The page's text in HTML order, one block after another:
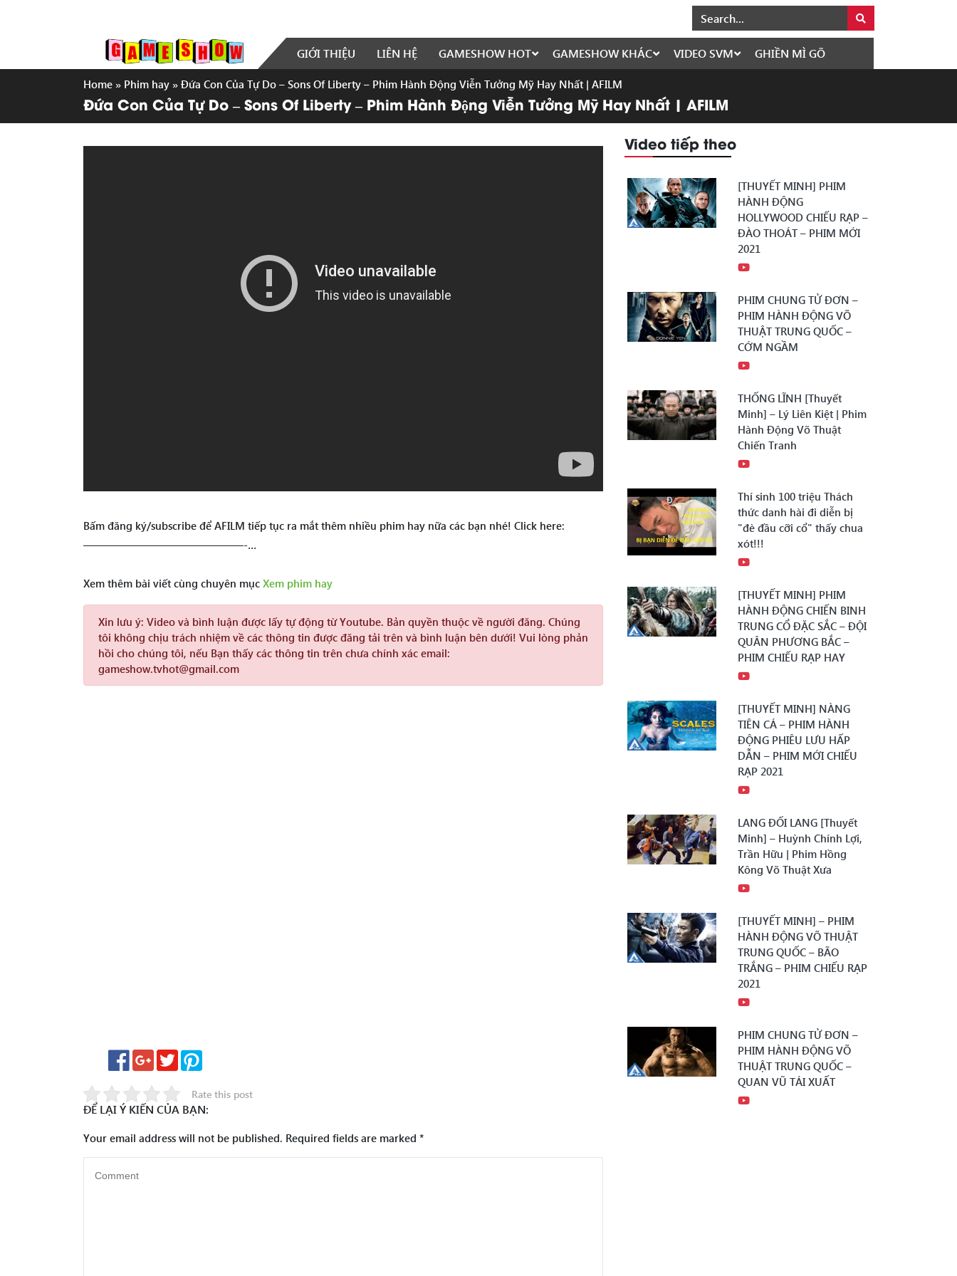
GIỚI THIỆU LIÊN HỆ GAMESHOW HOT GAMESHOW KHÁC VIDEO SVM GHIỀN MÌ GÕ
Home » Phim hay » Đứa Con Của Tự Do – Sons Of Liberty – Phim Hành Động Viễn Tưởng Mỹ Hay Nhất | AFILM
Đứa Con Của Tự Do – Sons Of Liberty – Phim Hành Động Viễn Tưởng Mỹ Hay Nhất | AFILM
Bấm đăng ký/subscribe để AFILM tiếp tục ra mắt thêm nhiều phim hay nữa các bạn nhé! Click here:
———————————————-…
Xem thêm bài viết cùng chuyên mục Xem phim hay
Xin lưu ý: Video và bình luận được lấy tự động từ Youtube. Bản quyền thuộc về người đăng. Chúng
tôi không chịu trách nhiệm về các thông tin được đăng tải trên và bình luận bên dưới! Vui lòng phản
hồi cho chúng tôi, nếu Bạn thấy các thông tin trên chưa chính xác email:
gameshow.tvhot@gmail.com
Rate this post
ĐỂ LẠI Ý KIẾN CỦA BẠN:
Your email address will not be published. Required fields are marked *
Video tiếp theo
[THUYẾT MINH] PHIM
HÀNH ĐỘNG
HOLLYWOOD CHIẾU RẠP –
ĐÀO THOÁT – PHIM MỚI
2021
PHIM CHUNG TỬ ĐƠN –
PHIM HÀNH ĐỘNG VÕ
THUẬT TRUNG QUỐC –
CỚM NGẦM
THỐNG LĨNH [Thuyết
Minh] – Lý Liên Kiệt | Phim
Hành Động Võ Thuật
Chiến Tranh
Thí sinh 100 triệu Thách
thức danh hài đi diễn bị
"đè đầu cỡi cổ" thấy chua
xót!!!
[THUYẾT MINH] PHIM
HÀNH ĐỘNG CHIẾN BINH
TRUNG CỔ ĐẶC SẮC – ĐỘI
QUÂN PHƯƠNG BẮC –
PHIM CHIẾU RẠP HAY
[THUYẾT MINH] NÀNG
TIÊN CÁ – PHIM HÀNH
ĐỘNG PHIÊU LƯU HẤP
DẪN – PHIM MỚI CHIẾU
RẠP 2021
LANG ĐỐI LANG [Thuyết
Minh] – Huỳnh Chính Lợi,
Trần Hữu | Phim Hồng
Kông Võ Thuật Xưa
[THUYẾT MINH] – PHIM
HÀNH ĐỘNG VÕ THUẬT
TRUNG QUỐC – BÃO
TRẮNG – PHIM CHIẾU RẠP
2021
PHIM CHUNG TỬ ĐƠN –
PHIM HÀNH ĐỘNG VÕ
THUẬT TRUNG QUỐC –
QUAN VŨ TÁI XUẤT